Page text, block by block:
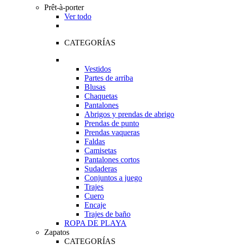
Prêt-à-porter
Ver todo
CATEGORÍAS
Vestidos
Partes de arriba
Blusas
Chaquetas
Pantalones
Abrigos y prendas de abrigo
Prendas de punto
Prendas vaqueras
Faldas
Camisetas
Pantalones cortos
Sudaderas
Conjuntos a juego
Trajes
Cuero
Encaje
Trajes de baño
ROPA DE PLAYA
Zapatos
CATEGORÍAS